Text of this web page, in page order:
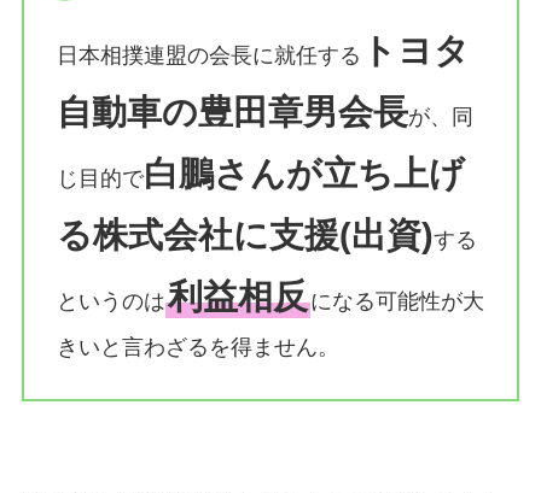
日本相撲連盟の会長に就任する
トヨタ
自動車の豊田章男会長が、同
じ目的で白鵬さんが立ち上げ
る株式会社に支援(出資)する
というのは利益相反になる可能性が大
きいと言わざるを得ません。